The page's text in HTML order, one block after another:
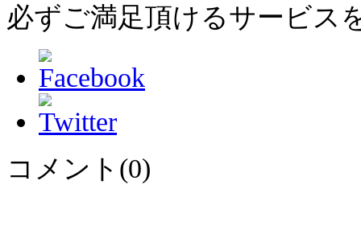
必ずご満足頂けるサービス
コメント(0)